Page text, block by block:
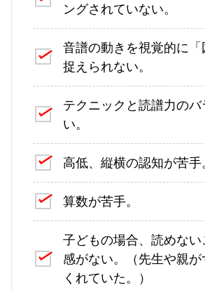
ングされていない。
音譜の動きを視覚的に「
捉えられない。
テクニックと読譜力の
い。
高低、縦横の認知が苦手
算数が苦手。
子どもの場合、読めな
感がない。（先生や親が
くれていた。）